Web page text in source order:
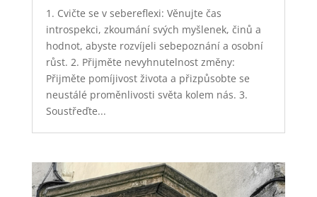
1. Cvičte se v sebereflexi: Věnujte čas
introspekci, zkoumání svých myšlenek, činů a
hodnot, abyste rozvíjeli sebepoznání a osobní
růst. 2. Přijměte nevyhnutelnost změny:
Přijměte pomíjivost života a přizpůsobte se
neustálé proměnlivosti světa kolem nás. 3.
Soustřeďte...